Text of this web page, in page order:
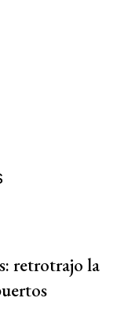
retrotrajo la